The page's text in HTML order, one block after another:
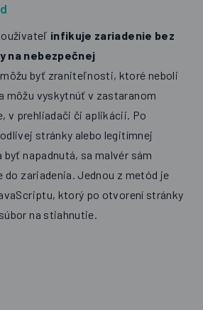
infikuje zariadenie bez
na nebezpečnej
byť zraniteľnosti, ktoré neboli
môžu vyskytnúť v zastaranom
v prehliadači či aplikácii. Po
stránky alebo legitímnej
napadnutá, sa malvér sám
do zariadenia. Jednou z metód je
ktorý po otvorení stránky
na stiahnutie.